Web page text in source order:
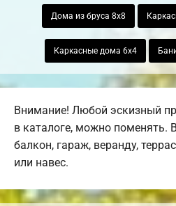
Дома из бруса 8х8
Каркасные дома 6х4
Внимание! Любой эскизный
в каталоге, можно поменять.
балкон, гараж, веранду,
или навес.